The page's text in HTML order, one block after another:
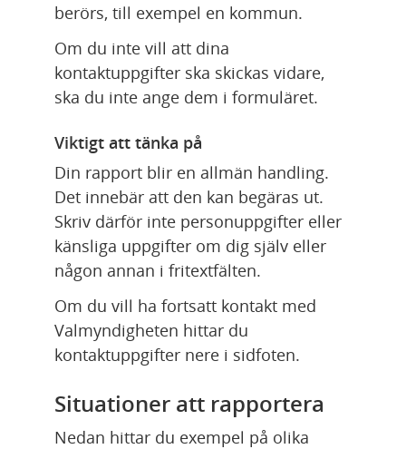
berörs, till exempel en kommun.
Om du inte vill att dina
kontaktuppgifter ska skickas vidare,
ska du inte ange dem i formuläret.
Viktigt att tänka på
Din rapport blir en allmän handling.
Det innebär att den kan begäras ut.
Skriv därför inte personuppgifter eller
känsliga uppgifter om dig själv eller
någon annan i fritextfälten.
Om du vill ha fortsatt kontakt med
Valmyndigheten hittar du
kontaktuppgifter nere i sidfoten.
Situationer att rapportera
Nedan hittar du exempel på olika